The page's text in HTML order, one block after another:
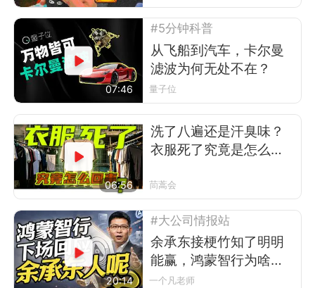
07:46
#5分钟科普
从飞船到汽车，卡尔曼
滤波为何无处不在？
量子位
06:56
洗了八遍还是汗臭味？
衣服死了究竟是怎么回
茼蒿会
20:14
#大公司情报站
余承东接梗竹知了明明
能赢，鸿蒙智行为啥不
让？
一个凡老师